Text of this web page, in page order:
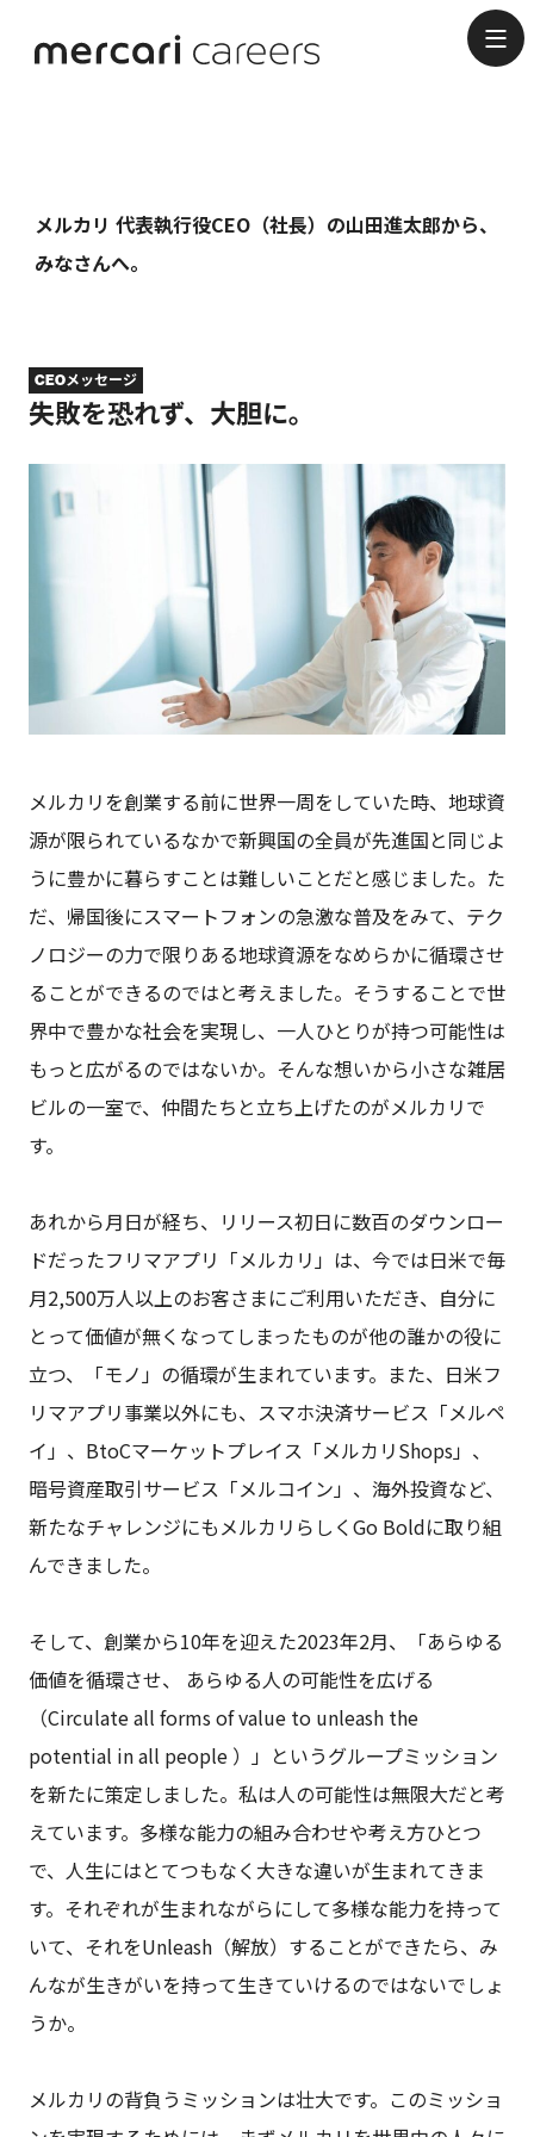
メルカリ 代表執行役CEO（社長）の山田進太郎から、
みなさんへ。
CEOメッセージ
失敗を恐れず、大胆に。
メルカリを創業する前に世界一周をしていた時、地球資
源が限られているなかで新興国の全員が先進国と同じよ
うに豊かに暮らすことは難しいことだと感じました。た
だ、帰国後にスマートフォンの急激な普及をみて、テク
ノロジーの力で限りある地球資源をなめらかに循環させ
ることができるのではと考えました。そうすることで世
界中で豊かな社会を実現し、一人ひとりが持つ可能性は
もっと広がるのではないか。そんな想いから小さな雑居
ビルの一室で、仲間たちと立ち上げたのがメルカリで
す。
あれから月日が経ち、リリース初日に数百のダウンロー
ドだったフリマアプリ「メルカリ」は、今では日米で毎
月2,500万人以上のお客さまにご利用いただき、自分に
とって価値が無くなってしまったものが他の誰かの役に
立つ、「モノ」の循環が生まれています。また、日米フ
リマアプリ事業以外にも、スマホ決済サービス「メルペ
イ」、BtoCマーケットプレイス「メルカリShops」、
暗号資産取引サービス「メルコイン」、海外投資など、
新たなチャレンジにもメルカリらしくGo Boldに取り組
んできました。
そして、創業から10年を迎えた2023年2月、「あらゆる
価値を循環させ、 あらゆる人の可能性を広げる
（Circulate all forms of value to unleash the
potential in all people ）」というグループミッション
を新たに策定しました。私は人の可能性は無限大だと考
えています。多様な能力の組み合わせや考え方ひとつ
で、人生にはとてつもなく大きな違いが生まれてきま
す。それぞれが生まれながらにして多様な能力を持って
いて、それをUnleash（解放）することができたら、み
んなが生きがいを持って生きていけるのではないでしょ
うか。
メルカリの背負うミッションは壮大です。このミッショ